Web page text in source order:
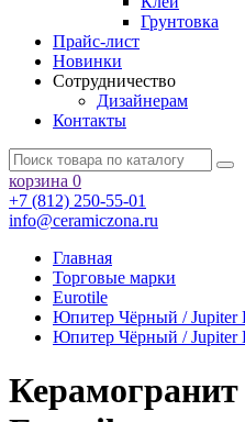
Грунтовка
Прайс-лист
Новинки
Сотрудничество
Дизайнерам
Контакты
корзина 0
+7 (812) 250-55-01
info@ceramiczona.ru
Главная
Торговые марки
Eurotile
Юпитер Чёрный / Jupiter
Юпитер Чёрный / Jupiter